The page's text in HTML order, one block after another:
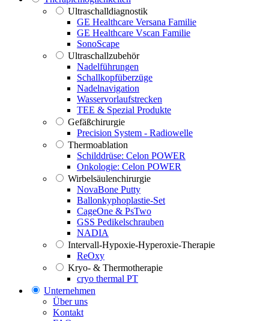
Ultraschalldiagnostik
GE Healthcare Versana Familie
GE Healthcare Vscan Familie
SonoScape
Ultraschallzubehör
Nadelführungen
Schallkopfüberzüge
Nadelnavigation
Wasservorlaufstrecken
TEE & Spezial Produkte
Gefäßchirurgie
Precision System - Radiowelle
Thermoablation
Schilddrüse: Celon POWER
Onkologie: Celon POWER
Wirbelsäulenchirurgie
NovaBone Putty
Ballonkyphoplastie-Set
CageOne & PsTwo
GSS Pedikelschrauben
NADIA
Intervall-Hypoxie-Hyperoxie-Therapie
ReOxy
Kryo- & Thermotherapie
cryo thermal PT
Unternehmen
Über uns
Kontakt